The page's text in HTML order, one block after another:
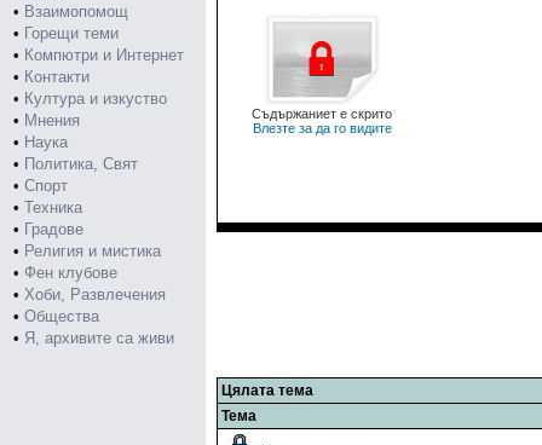
• Взаимопомощ
• Горещи теми
• Компютри и Интернет
• Контакти
• Култура и изкуство
• Мнения
• Наука
• Политика, Свят
• Спорт
• Техника
• Градове
• Религия и мистика
• Фен клубове
• Хоби, Развлечения
• Общества
• Я, архивите са живи
Съдържаниет е скрито
Влезте за да го видите
Цялата тема
Тема